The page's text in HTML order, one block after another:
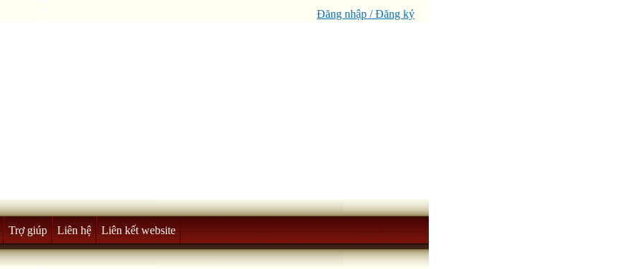
Đăng nhập / Đăng ký
Trợ giúp Liên hệ Liên kết website